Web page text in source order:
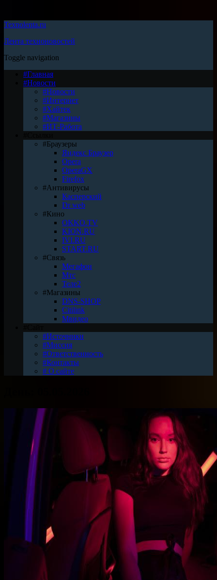
Texnolenta.ru
Лента техноновостей
Toggle navigation
#Главная
#Новости
#Новости
#Интернет
#Хайтек
#Магазины
#ИТ-Работа
#Браузеры
Яндекс Браузер
Opera
OperaGX
Firefox
#Антивирусы
Касперский
Dr web
#Кино
OKKO.TV
KION.RU
IVI.RU
START.RU
#Связь
Мегафон
Мтс
Теле2
#Магазины
DNS-SHOP
Citilink
Мвидео
#Источники
#Миссия
#Ответственность
#Контакты
# О сайте